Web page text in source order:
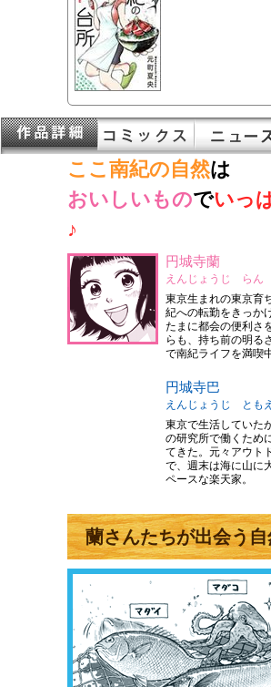
ここ南紀の自然は
おいしいものでいっ
♪
円城寺蘭
えんじょうじ らん
東京生まれの東京育
紀への転勤をきっか
たまに都会の便利さ
らも、持ち前の明る
で南紀ライフを満喫
円城寺巴
えんじょうじ ともえ
東京で生活していた
の研究所で働くため
てきた。元々アウト
で、週末は海に山に
ペースな楽天家。
蘭さんたちが出会う